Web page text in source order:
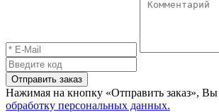
Отправить заказ
Нажимая на кнопку «Отправить заказ», Вы
обработку персональных данных.